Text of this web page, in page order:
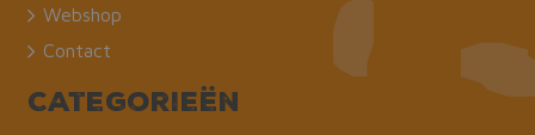
Webshop
Contact
Categorieën